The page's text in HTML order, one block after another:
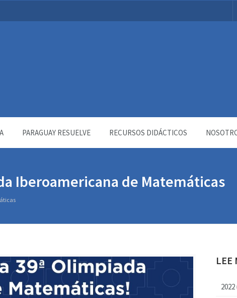
PARAGUAY RESUELVE RECURSOS DIDÁCTICOS
Iberoamericana de Matemáticas
LEE
2022